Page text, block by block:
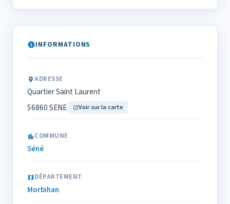
INFORMATIONS
ADRESSE
Quartier Saint Laurent
56860 SENE
Voir sur la carte
COMMUNE
Séné
DÉPARTEMENT
Morbihan